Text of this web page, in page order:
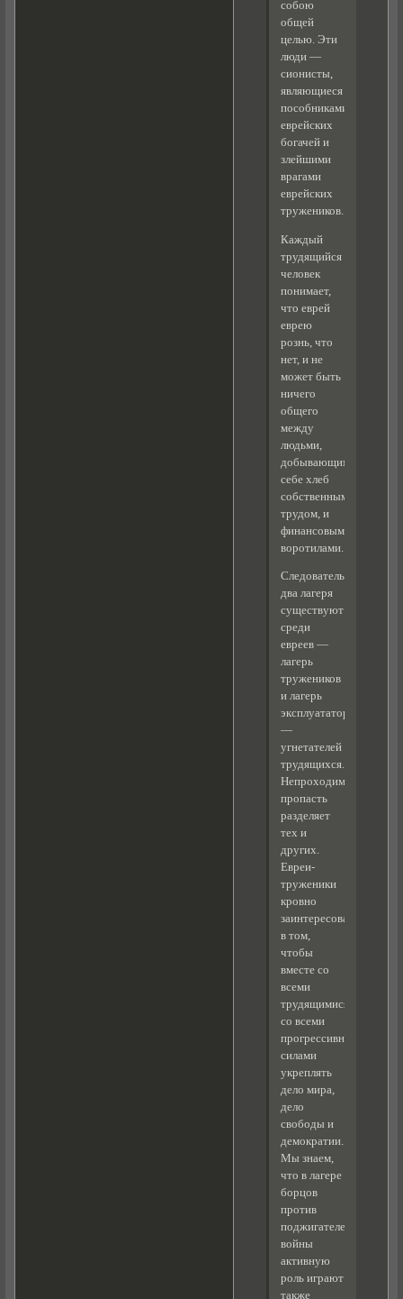
собою
общей
целью. Эти
люди —
сионисты,
являющиеся
пособниками
еврейских
богачей и
злейшими
врагами
еврейских
тружеников.
Каждый
трудящийся
человек
понимает,
что еврей
еврею
рознь, что
нет, и не
может быть
ничего
общего
между
людьми,
добывающими
себе хлеб
собственным
трудом, и
финансовыми
воротилами.
Следовательно,
два лагеря
существуют
среди
евреев —
лагерь
тружеников
и лагерь
эксплуататоров,
—
угнетателей
трудящихся.
Непроходимая
пропасть
разделяет
тех и
других.
Евреи-
труженики
кровно
заинтересованы
в том,
чтобы
вместе со
всеми
трудящимися,
со всеми
прогрессивными
силами
укреплять
дело мира,
дело
свободы и
демократии.
Мы знаем,
что в лагере
борцов
против
поджигателей
войны
активную
роль играют
также